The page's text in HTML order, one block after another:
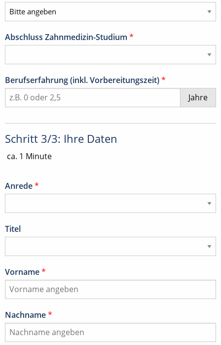
Abschluss Zahnmedizin-Studium *
Berufserfahrung (inkl. Vorbereitungszeit)*
Jahre
Schritt 3/3: Ihre Daten
ca. 1 Minute
Anrede*
Titel
Vorname*
Nachname*